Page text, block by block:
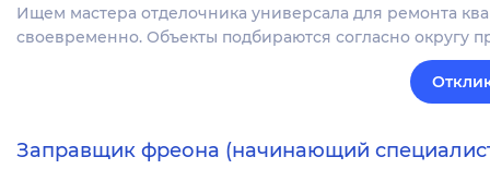
Ищем мастера отделочника универсала для ремонта
своевременно. Объекты подбираются согласно округу
Заправщик фреона (начинающий